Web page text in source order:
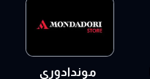
موندادوري